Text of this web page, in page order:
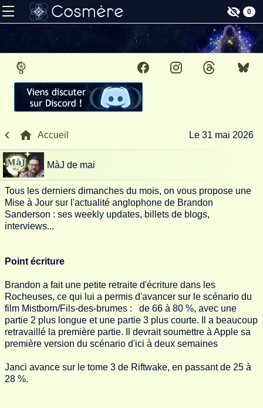
Cosmère 0
FacebookInstagramThreads
Accueil Le 31 mai 2026
MàJ de mai
Tous les derniers dimanches du mois, on vous propose une
Mise à Jour sur l'actualité anglophone de Brandon
Sanderson : ses weekly updates, billets de blogs,
interviews...
Point écriture
Brandon a fait une petite retraite d'écriture dans les
Rocheuses, ce qui lui a permis d'avancer sur le scénario du
film Mistborn/Fils-des-brumes : de 66 à 80 %, avec une
partie 2 plus longue et une partie 3 plus courte. Il a beaucoup
retravaillé la première partie. Il devrait soumettre à Apple sa
première version du scénario d'ici à deux semaines
Janci avance sur le tome 3 de Riftwake, en passant de 25 à
28 %.